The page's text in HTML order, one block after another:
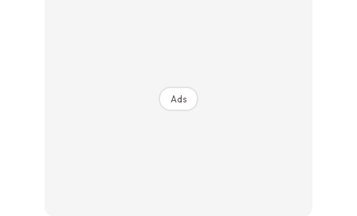
Login|Register
Ads